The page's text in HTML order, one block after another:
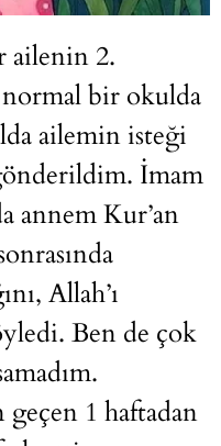
ailenin 2.
normal bir okulda
ailemin isteği
İmam
annem Kur’an
Allah’ı
Ben de çok
1 haftadan